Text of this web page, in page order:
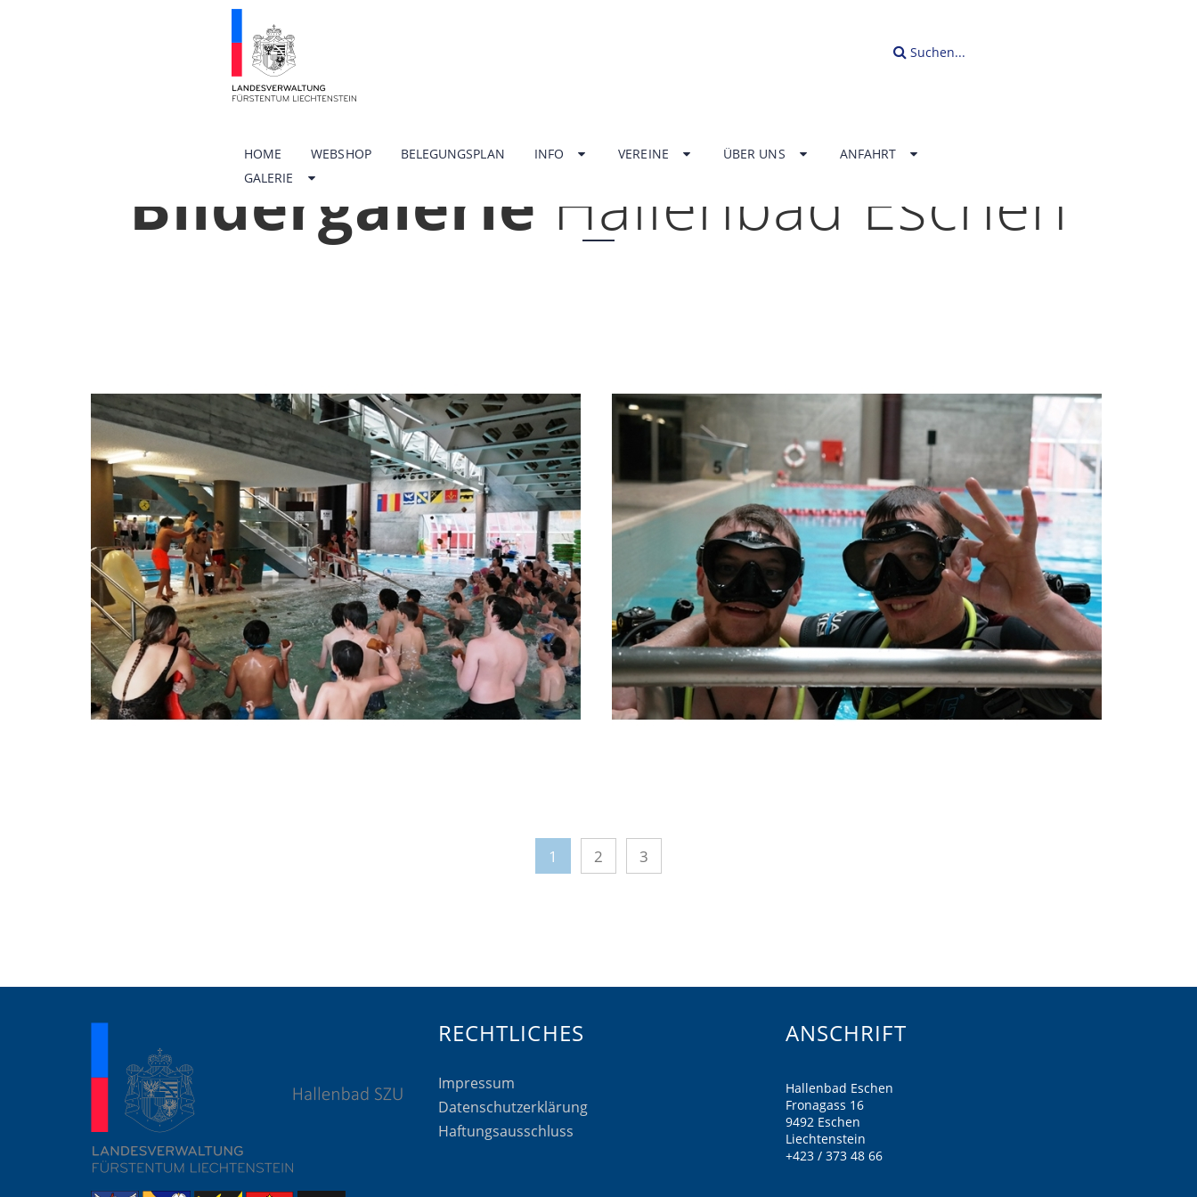
Suchen...
HOME WEBSHOP BELEGUNGSPLAN INFO VEREINE ÜBER UNS
ANFAHRT
GALERIE
Bildergalerie Hallenbad Eschen
1 2 3
RECHTLICHES
Impressum
Datenschutzerklärung
Haftungsausschluss
ANSCHRIFT
Hallenbad Eschen
Fronagass 16
9492 Eschen
Liechtenstein
+423 / 373 48 66